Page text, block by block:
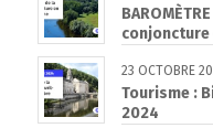
conjoncture
23 OCTOBRE
Tourisme :
2024